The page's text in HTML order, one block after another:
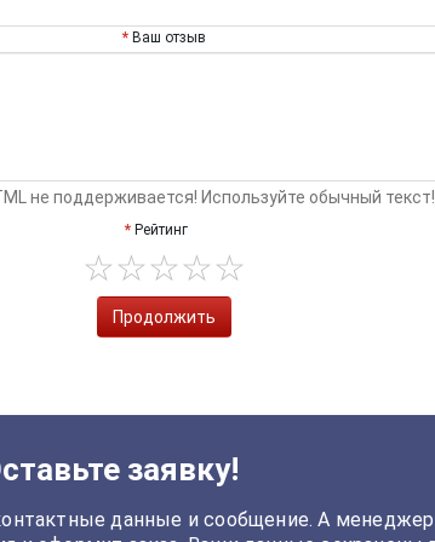
Ваш отзыв
не поддерживается! Используйте обычный текст!
Рейтинг
Продолжить
заявку!
данные и сообщение. А